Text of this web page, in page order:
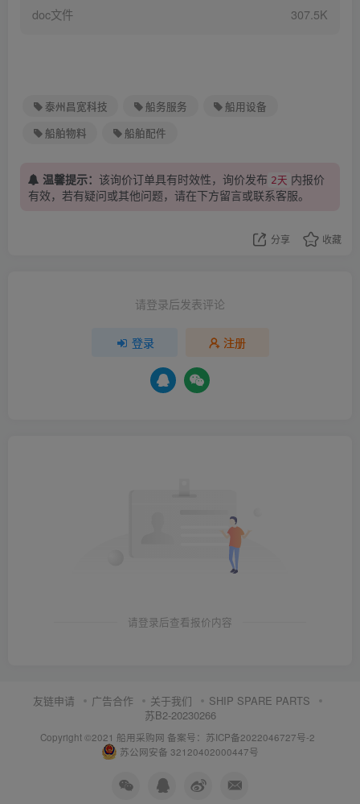
doc文件 307.5K
泰州昌宽科技 船务服务
船用设备
船舶物料
船舶配件
温馨提示： 该询价订单具有时效性，询价发布 2天 内报价
有效，若有疑问或其他问题，请在下方留言或联系客服。
分享 收藏
请登录后发表评论
登录 注册
请登录后查看报价内容
友链申请 广告合作 关于我们
SHIP SPARE PARTS
苏B2-20230266
Copyright ©2021 船用采购网 备案号：苏ICP备2022046727号-2
苏公网安备 32120402000447号